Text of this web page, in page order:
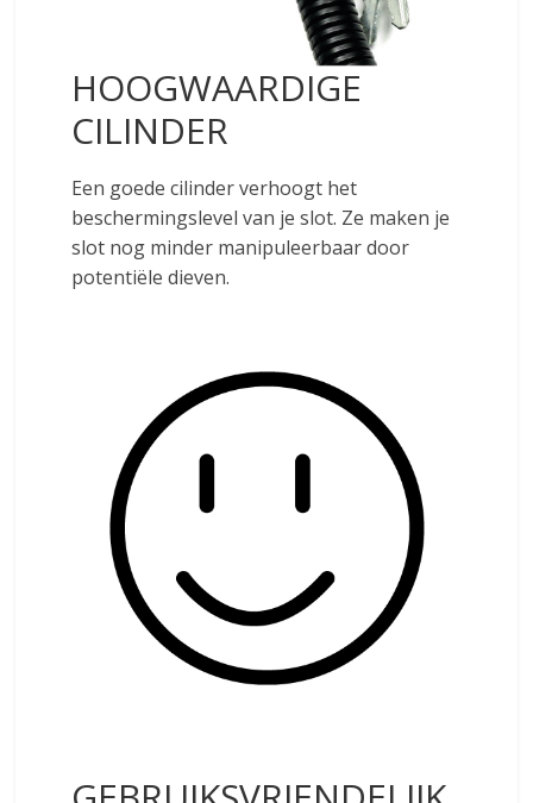
HOOGWAARDIGE
CILINDER
Een goede cilinder verhoogt het
beschermingslevel van je slot. Ze maken je
slot nog minder manipuleerbaar door
potentiële dieven.